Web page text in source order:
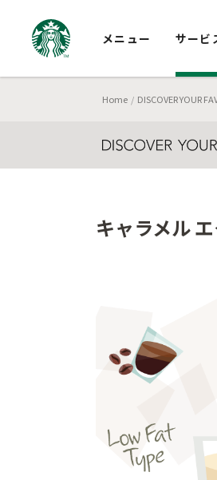
メニュー サービ
Home DISCOVER YOUR
キャラメル